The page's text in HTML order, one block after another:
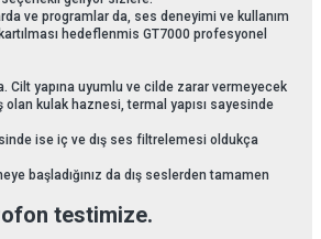
ve programlar da, ses deneyimi ve kullanım
hedeflenmis GT7000 profesyonel
Cilt yapına uyumlu ve cilde zarar vermeyecek
kulak haznesi, termal yapısı sayesinde
ise iç ve dış ses filtrelemesi oldukça
başladığınız da dış seslerden tamamen
testimize.